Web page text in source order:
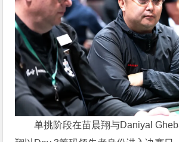
单挑阶段在苗晨翔与Daniyal